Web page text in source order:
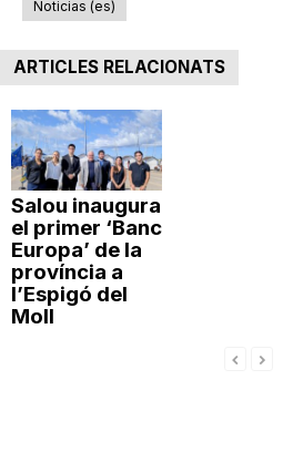
Noticias (es)
ARTICLES RELACIONATS
Salou inaugura
el primer ‘Banc
Europa’ de la
província a
l’Espigó del
Moll